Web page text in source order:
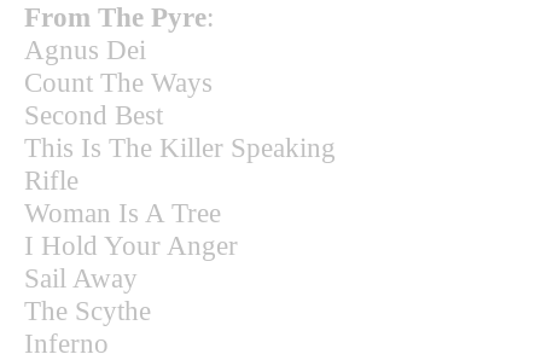
From The Pyre:
Agnus Dei
Count The Ways
Second Best
This Is The Killer Speaking
Rifle
Woman Is A Tree
I Hold Your Anger
Sail Away
The Scythe
Inferno